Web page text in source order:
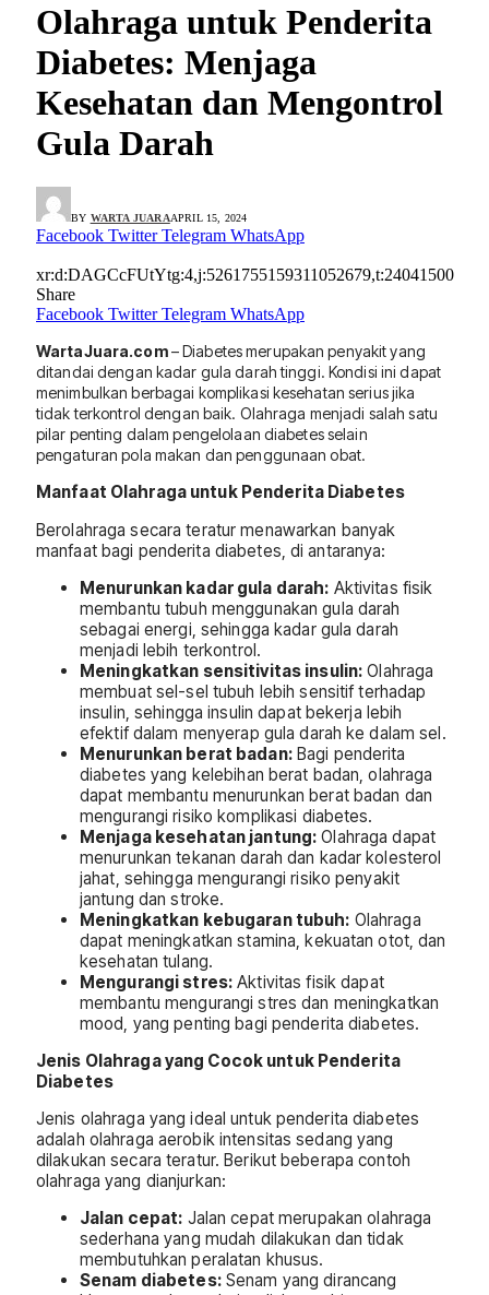
Olahraga untuk Penderita
Diabetes: Menjaga
Kesehatan dan Mengontrol
Gula Darah
BY WARTA JUARAAPRIL 15, 2024
Facebook Twitter Telegram WhatsApp
xr:d:DAGCcFUtYtg:4,j:5261755159311052679,t:24041500
Share
Facebook Twitter Telegram WhatsApp
WartaJuara.com– Diabetes merupakan penyakit yang
ditandai dengan kadar gula darah tinggi. Kondisi ini dapat
menimbulkan berbagai komplikasi kesehatan serius jika
tidak terkontrol dengan baik. Olahraga menjadi salah satu
pilar penting dalam pengelolaan diabetes selain
pengaturan pola makan dan penggunaan obat.
Manfaat Olahraga untuk Penderita Diabetes
Berolahraga secara teratur menawarkan banyak
manfaat bagi penderita diabetes, di antaranya:
Menurunkan kadar gula darah: Aktivitas fisik
membantu tubuh menggunakan gula darah
sebagai energi, sehingga kadar gula darah
menjadi lebih terkontrol.
Meningkatkan sensitivitas insulin: Olahraga
membuat sel-sel tubuh lebih sensitif terhadap
insulin, sehingga insulin dapat bekerja lebih
efektif dalam menyerap gula darah ke dalam sel.
Menurunkan berat badan:Bagi penderita
diabetes yang kelebihan berat badan, olahraga
dapat membantu menurunkan berat badan dan
mengurangi risiko komplikasi diabetes.
Menjaga kesehatan jantung: Olahraga dapat
menurunkan tekanan darah dan kadar kolesterol
jahat, sehingga mengurangi risiko penyakit
jantung dan stroke.
Meningkatkan kebugaran tubuh: Olahraga
dapat meningkatkan stamina, kekuatan otot, dan
kesehatan tulang.
Mengurangi stres: Aktivitas fisik dapat
membantu mengurangi stres dan meningkatkan
mood, yang penting bagi penderita diabetes.
Jenis Olahraga yang Cocok untuk Penderita
Diabetes
Jenis olahraga yang ideal untuk penderita diabetes
adalah olahraga aerobik intensitas sedang yang
dilakukan secara teratur. Berikut beberapa contoh
olahraga yang dianjurkan:
Jalan cepat: Jalan cepat merupakan olahraga
sederhana yang mudah dilakukan dan tidak
membutuhkan peralatan khusus.
Senam diabetes:Senam yang dirancang